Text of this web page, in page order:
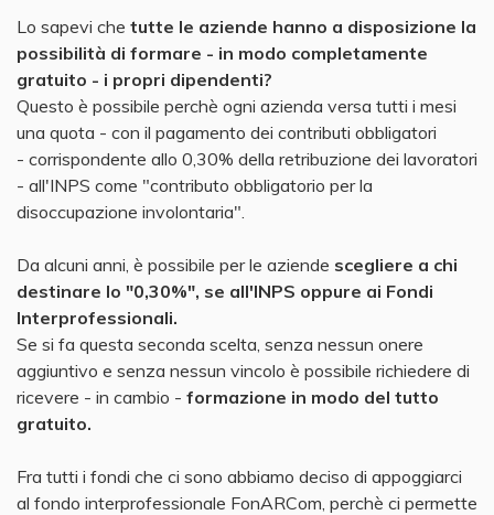
Lo sapevi che tutte le aziende hanno a disposizione la
possibilità di formare - in modo completamente
gratuito - i propri dipendenti?
Questo è possibile perchè ogni azienda versa tutti i mesi
una quota - con il pagamento dei contributi obbligatori
- corrispondente allo 0,30% della retribuzione dei lavoratori
- all'INPS come "contributo obbligatorio per la
disoccupazione involontaria".
Da alcuni anni, è possibile per le aziende scegliere a chi
destinare lo "0,30%", se all'INPS oppure ai Fondi
Interprofessionali.
Se si fa questa seconda scelta, senza nessun onere
aggiuntivo e senza nessun vincolo è possibile richiedere di
ricevere - in cambio - formazione in modo del tutto
gratuito.
Fra tutti i fondi che ci sono abbiamo deciso di appoggiarci
al fondo interprofessionale FonARCom, perchè ci permette